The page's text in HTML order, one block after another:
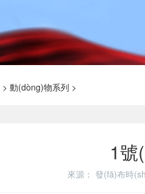
> 動(dòng)物系列 >
1號
來源： 發(fā)布時